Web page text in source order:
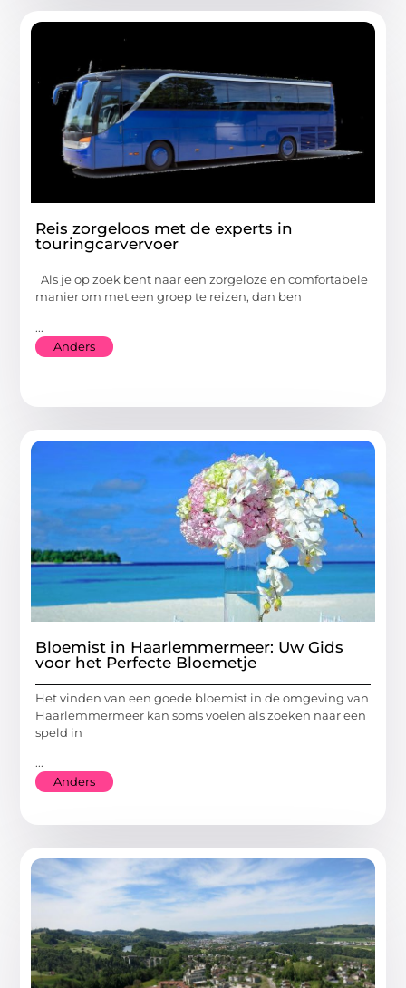
Reis zorgeloos met de experts in
touringcarvervoer
Als je op zoek bent naar een zorgeloze en comfortabele
manier om met een groep te reizen, dan ben
...
Anders
Bloemist in Haarlemmermeer: Uw Gids
voor het Perfecte Bloemetje
Het vinden van een goede bloemist in de omgeving van
Haarlemmermeer kan soms voelen als zoeken naar een
speld in
...
Anders